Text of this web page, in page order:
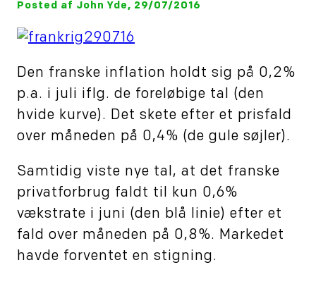
Posted af John Yde, 29/07/2016
Den franske inflation holdt sig på 0,2%
p.a. i juli iflg. de foreløbige tal (den
hvide kurve). Det skete efter et prisfald
over måneden på 0,4% (de gule søjler).
Samtidig viste nye tal, at det franske
privatforbrug faldt til kun 0,6%
vækstrate i juni (den blå linie) efter et
fald over måneden på 0,8%. Markedet
havde forventet en stigning.